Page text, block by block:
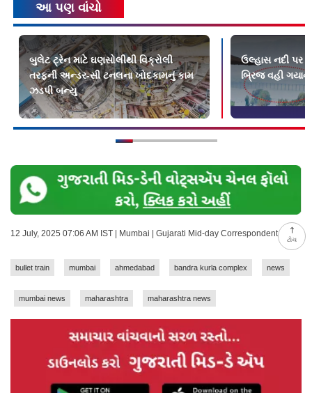
ટોચ
આ પણ વાંચો
બુલેટ ટ્રેન માટે ઘણસોલીથી વિક્રોલી
તરફની અન્ડર-સી ટનલના ખોદકામનું કામ
ઝડપી બન્યુ
ઉલ્હાસ નદી પર
બ્રિજ વહી
12 July, 2025 07:06 AM IST | Mumbai | Gujarati Mid-day Correspondent
bullet train mumbai ahmedabad bandra kurla complex news
mumbai news maharashtra maharashtra news